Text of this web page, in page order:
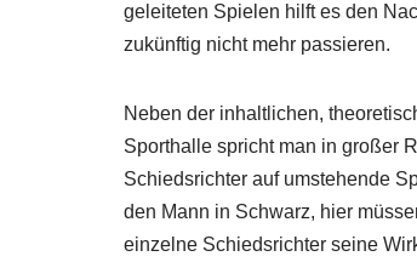
geleiteten Spielen hilft es den
zukünftig nicht mehr passieren.
Neben der inhaltlichen,
Sporthalle spricht man in großer
Schiedsrichter auf umstehende
den Mann in Schwarz, hier
einzelne Schiedsrichter seine